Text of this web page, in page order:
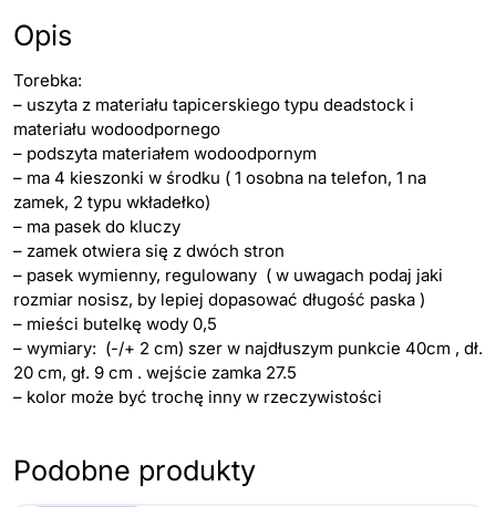
Opis
Torebka:
– uszyta z materiału tapicerskiego typu deadstock i
materiału wodoodpornego
– podszyta materiałem wodoodpornym
– ma 4 kieszonki w środku ( 1 osobna na telefon, 1 na
zamek, 2 typu wkładełko)
– ma pasek do kluczy
– zamek otwiera się z dwóch stron
– pasek wymienny, regulowany ( w uwagach podaj jaki
rozmiar nosisz, by lepiej dopasować długość paska )
– mieści butelkę wody 0,5
– wymiary: (-/+ 2 cm) szer w najdłuszym punkcie 40cm , dł.
20 cm, gł. 9 cm . wejście zamka 27.5
– kolor może być trochę inny w rzeczywistości
Podobne produkty